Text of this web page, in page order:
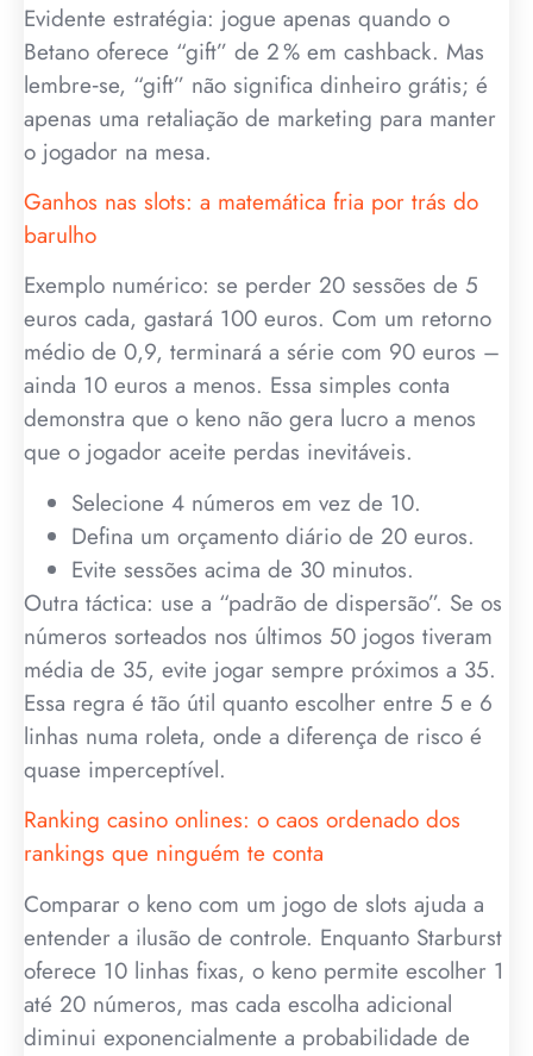
Evidente estratégia: jogue apenas quando o
Betano oferece “gift” de 2 % em cashback. Mas
lembre‑se, “gift” não significa dinheiro grátis; é
apenas uma retaliação de marketing para manter
o jogador na mesa.
Ganhos nas slots: a matemática fria por trás do
barulho
Exemplo numérico: se perder 20 sessões de 5
euros cada, gastará 100 euros. Com um retorno
médio de 0,9, terminará a série com 90 euros –
ainda 10 euros a menos. Essa simples conta
demonstra que o keno não gera lucro a menos
que o jogador aceite perdas inevitáveis.
Selecione 4 números em vez de 10.
Defina um orçamento diário de 20 euros.
Evite sessões acima de 30 minutos.
Outra táctica: use a “padrão de dispersão”. Se os
números sorteados nos últimos 50 jogos tiveram
média de 35, evite jogar sempre próximos a 35.
Essa regra é tão útil quanto escolher entre 5 e 6
linhas numa roleta, onde a diferença de risco é
quase imperceptível.
Ranking casino onlines: o caos ordenado dos
rankings que ninguém te conta
Comparar o keno com um jogo de slots ajuda a
entender a ilusão de controle. Enquanto Starburst
oferece 10 linhas fixas, o keno permite escolher 1
até 20 números, mas cada escolha adicional
diminui exponencialmente a probabilidade de